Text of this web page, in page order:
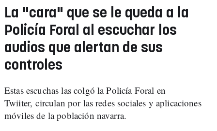
La "cara" que se le queda a la
Policía Foral al escuchar los
audios que alertan de sus
controles
Estas escuchas las colgó la Policía Foral en
Twiiter, circulan por las redes sociales y aplicaciones
móviles de la población navarra.